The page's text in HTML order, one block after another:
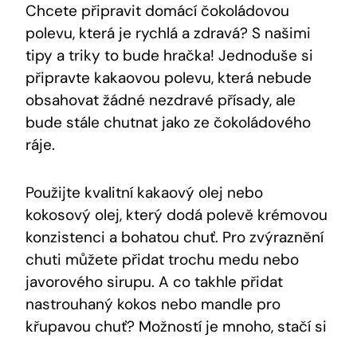
Chcete připravit domácí čokoládovou
polevu, která je rychlá a zdravá? S našimi
tipy a triky to bude hračka! Jednoduše si
připravte kakaovou polevu, která nebude
obsahovat žádné nezdravé přísady, ale
bude stále chutnat jako ze čokoládového
ráje.
Použijte kvalitní kakaový olej nebo
kokosový olej, který dodá polevě krémovou
konzistenci a bohatou chuť. Pro zvýraznění
chuti můžete přidat trochu medu nebo
javorového sirupu. A co takhle přidat
nastrouhaný kokos nebo mandle pro
křupavou chuť? Možností je mnoho, stačí si